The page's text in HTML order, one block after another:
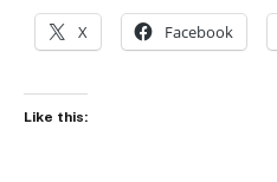
X Facebook
Like this: